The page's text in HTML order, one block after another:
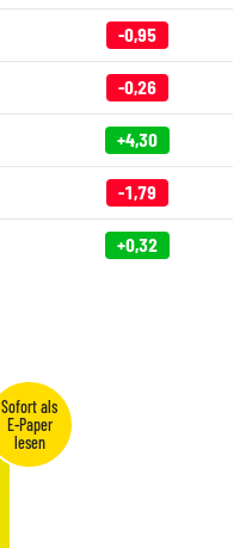
-0,95
-0,26
+4,30
-1,79
+0,32